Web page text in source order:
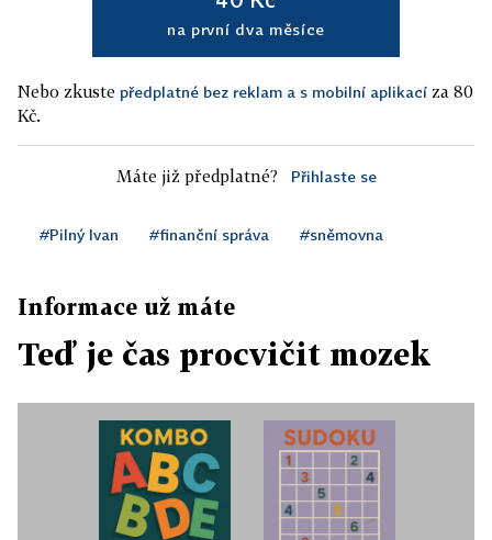
na první dva měsíce
Nebo zkuste předplatné bez reklam a s mobilní aplikací za 80
Kč.
Máte již předplatné? Přihlaste se
#Pilný Ivan #finanční správa #sněmovna
Informace už máte
Teď je čas procvičit mozek